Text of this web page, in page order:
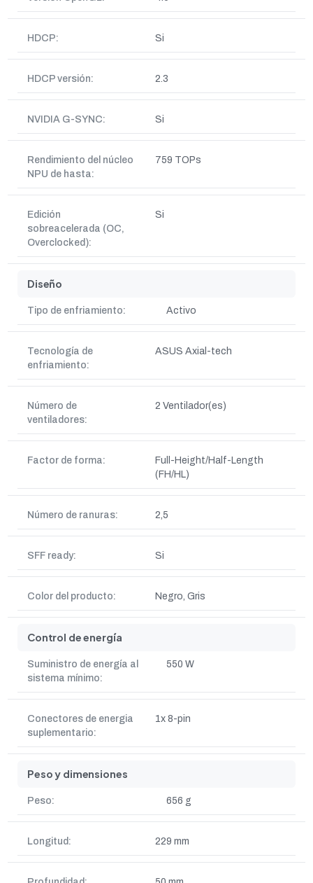
HDCP: Si
HDCP versión: 2.3
NVIDIA G-SYNC: Si
Rendimiento del núcleo
NPU de hasta:
759 TOPs
Edición
sobreacelerada (OC,
Overclocked):
Si
Diseño
Tipo de enfriamiento: Activo
Tecnología de
enfriamiento:
ASUS Axial-tech
Número de
ventiladores:
2 Ventilador(es)
Factor de forma:
Full-Height/Half-Length
(FH/HL)
Número de ranuras: 2,5
SFF ready: Si
Color del producto: Negro, Gris
Control de energía
Suministro de energía al
sistema mínimo:
550 W
Conectores de energia
suplementario:
1x 8-pin
Peso y dimensiones
Peso: 656 g
Longitud: 229 mm